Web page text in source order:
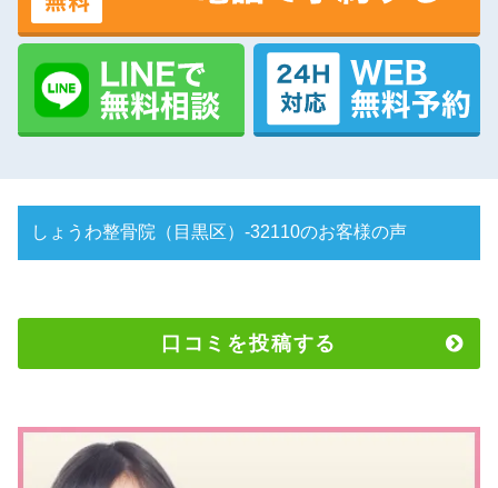
しょうわ整骨院（目黒区）-32110のお客様の声
口コミを投稿する